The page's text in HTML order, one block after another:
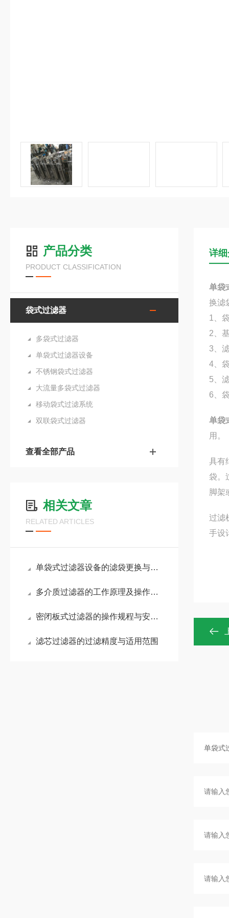
产品分类
PRODUCT CLASSIFICATION
袋式过滤器
多袋式过滤器
单袋式过滤器设备
不锈钢袋式过滤器
大流量多袋式过滤器
移动袋式过滤系统
双联袋式过滤器
查看全部产品
相关文章
RELATED ARTICLES
单袋式过滤器设备的滤袋更换与清洁方法说明
多介质过滤器的工作原理及操作日常维护
密闭板式过滤器的操作规程与安全注意事项
滤芯过滤器的过滤精度与适用范围
详
单袋
换滤
1、
2、
3、
4、
5、
6、
单袋
用。
具有
袋。
脚架
过滤
手设